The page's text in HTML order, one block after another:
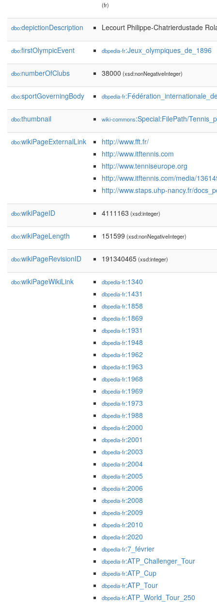
(fr)
dbo:depictionDescription Lecourt Philippe-Chatrierdustade
dbo:firstOlympicEvent dbpedia-fr:Jeux_olympiques_de_1896
dbo:numberOfClubs 38000 (xsd:nonNegativeInteger)
dbo:sportGoverningBody dbpedia-fr
dbo:thumbnail wiki-commons:Special:FilePath/
dbo:wikiPageExternalLink
http://www.fft.fr/
http://www.itftennis.com
http://www.tenniseurope.org
http://www.itftennis.com/media/
http://www.staps.uhp-nancy.fr/
dbo:wikiPageID 4111163 (xsd:integer)
dbo:wikiPageLength 151599 (xsd:nonNegativeInteger)
dbo:wikiPageRevisionID 191340465(xsd:integer)
dbo:wikiPageWikiLink dbpedia-fr:1340
dbpedia-fr:1431
dbpedia-fr:1858
dbpedia-fr:1869
dbpedia-fr:1931
dbpedia-fr:1948
dbpedia-fr:1962
dbpedia-fr:1963
dbpedia-fr:1968
dbpedia-fr:1969
dbpedia-fr:1973
dbpedia-fr:1988
dbpedia-fr:2000
dbpedia-fr:2001
dbpedia-fr:2003
dbpedia-fr:2004
dbpedia-fr:2005
dbpedia-fr:2006
dbpedia-fr:2008
dbpedia-fr:2009
dbpedia-fr:2010
dbpedia-fr:2020
dbpedia-fr:7_février
dbpedia-fr:ATP_Challenger_Tour
dbpedia-fr:ATP_Cup
dbpedia-fr:ATP_Tour
dbpedia-fr:ATP_World_Tour_250